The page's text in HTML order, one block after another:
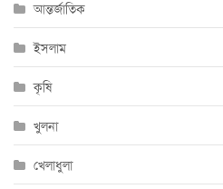
আন্তর্জাতিক
ইসলাম
কৃষি
খুলনা
খেলাধুলা